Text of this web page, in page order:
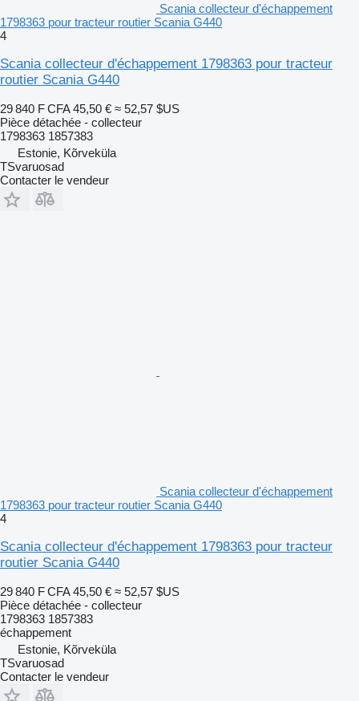
Scania collecteur d'échappement
1798363 pour tracteur routier Scania G440
4
Scania collecteur d'échappement 1798363 pour tracteur
routier Scania G440
29 840 F CFA 45,50 € ≈ 52,57 $US
Pièce détachée - collecteur
1798363 1857383
Estonie, Kõrveküla
TSvaruosad
Contacter le vendeur
Scania collecteur d'échappement
1798363 pour tracteur routier Scania G440
4
Scania collecteur d'échappement 1798363 pour tracteur
routier Scania G440
29 840 F CFA 45,50 € ≈ 52,57 $US
Pièce détachée - collecteur
1798363 1857383
échappement
Estonie, Kõrveküla
TSvaruosad
Contacter le vendeur